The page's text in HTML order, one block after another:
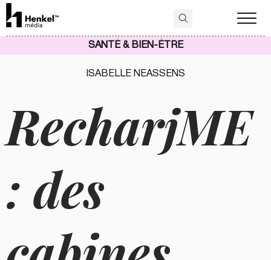
RecharjME
: des
ISABELLE NEASSENS
SANTÉ & BIEN-ÊTRE